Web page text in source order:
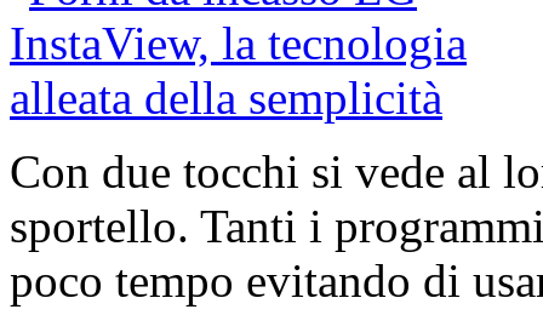
Con due tocchi si vede al
sportello. Tanti i
poco tempo evitando di